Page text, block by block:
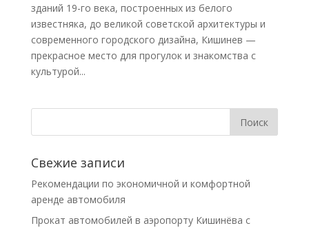
зданий 19-го века, построенных из белого
известняка, до великой советской архитектуры и
современного городского дизайна, Кишинев —
прекрасное место для прогулок и знакомства с
культурой...
Свежие записи
Рекомендации по экономичной и комфортной
аренде автомобиля
Прокат автомобилей в аэропорту Кишинёва с